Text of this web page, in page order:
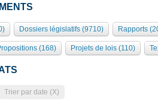
organes
des Présidents Bureau Collège des
clés
Bourbon
Dossiers législatifs (9710) Rapports
(168) Projets de lois (110)
Trier par date (X)